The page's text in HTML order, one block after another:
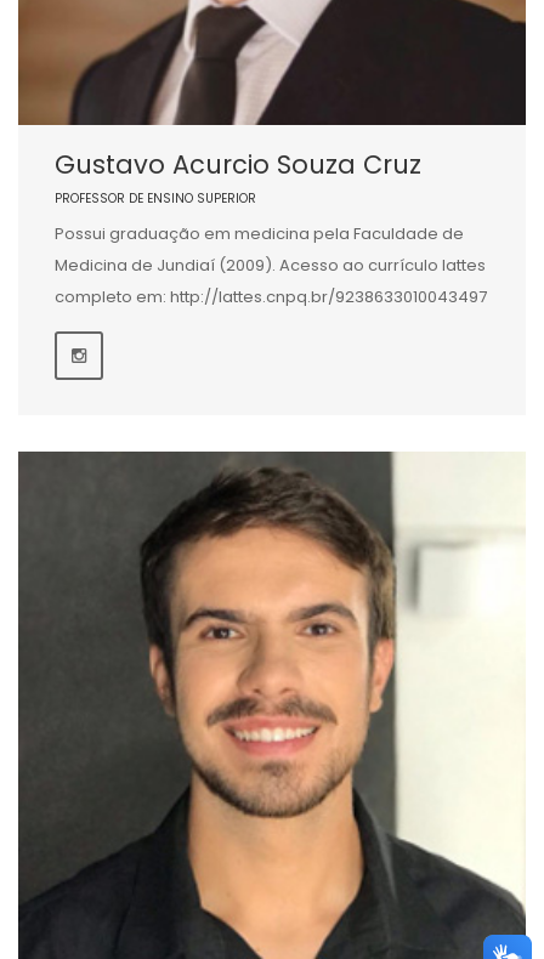
Gustavo Acurcio Souza Cruz
PROFESSOR DE ENSINO SUPERIOR
Possui graduação em medicina pela Faculdade de
Medicina de Jundiaí (2009). Acesso ao currículo lattes
completo em: http://lattes.cnpq.br/9238633010043497